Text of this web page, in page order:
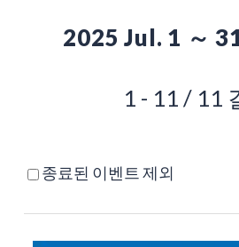
2025 Jul. 1 ～
1 - 11 / 11
종료된 이벤트 제외